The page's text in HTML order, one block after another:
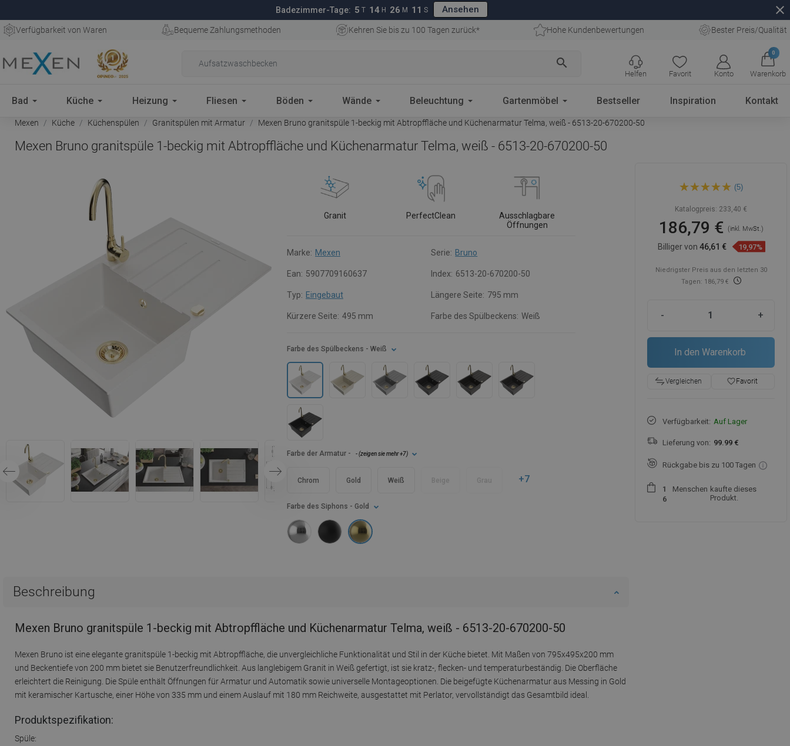
Badezimmer-Tage: 5 T 14 H 26 M 10 S Ansehen close
Verfügbarkeit von Waren Bequeme Zahlungsmethoden Kehren Sie bis zu 100 Tagen zurück* Hohe Kundenbewertungen Bester Preis/Qualität
search
Favorit Konto
0
Warenkorb
Helfen
Bad Küche Heizung Fliesen Böden Wände Beleuchtung Gartenmöbel Bestseller Inspiration Kontakt
Mexen Küche Küchenspülen Granitspülen mit Armatur Mexen Bruno granitspüle 1-beckig mit Abtropffläche und Küchenarmatur Telma, weiß - 6513-20-670200-50
Mexen Bruno granitspüle 1-beckig mit Abtropffläche und Küchenarmatur Telma, weiß - 6513-20-670200-50
Granit PerfectClean
Ausschlagbare
Öffnungen
Marke: Mexen Serie: Bruno
Ean: 5907709160637 Index: 6513-20-670200-50
Typ: Eingebaut Längere Seite: 795 mm
Kürzere Seite: 495 mm Farbe des Spülbeckens: Weiß
Farbe des Siphons - Gold
Farbe des Spülbeckens - Weiß
Farbe der Armatur - - (zeigen sie mehr+7)
Gold Grau
Beige
Chrom Weiß +7
Beschreibung
Mexen Bruno granitspüle 1-beckig mit Abtropffläche und Küchenarmatur Telma, weiß - 6513-20-670200-50
Mexen Bruno ist eine elegante granitspüle 1-beckig mit Abtropffläche, die unvergleichliche Funktionalität und Stil in der Küche bietet. Mit Maßen von 795x495x200 mm
und Beckentiefe von 200 mm bietet sie Benutzerfreundlichkeit. Aus langlebigem Granit in Weiß gefertigt, ist sie kratz-, flecken- und temperaturbeständig. Die Oberfläche
erleichtert die Reinigung. Die Spüle enthält Öffnungen für Armatur und Automatik sowie universelle Montageoptionen. Die beigefügte Küchenarmatur aus Messing in Gold
mit keramischer Kartusche, einer Höhe von 335 mm und einem Auslauf mit 180 mm Reichweite, ausgestattet mit Perlator, vervollständigt das Gesamtbild ideal.
Produktspezifikation:
Spüle:
beckig mit Abtropffläche und
6513-20-670200-50
(5)
Katalogpreis: 233,40 €
186,79 € (inkl. MwSt.)
Billiger von 46,61 € 19,97%
Niedrigster Preis aus den letzten 30
Tagen: 186,79 €
- +
In den Warenkorb
Vergleichen favorite_borderFavorit
Verfügbarkeit: Auf Lager
Lieferung von: 99.99 €
Rückgabe bis zu 100 Tagen
1
6
Menschen kaufte dieses
Produkt.